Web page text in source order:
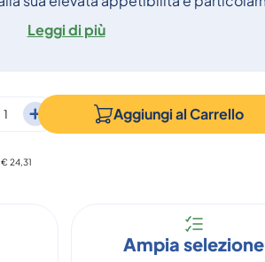
Leggi di più
Aggiungi alCarrello
24,31
Ampia selezione